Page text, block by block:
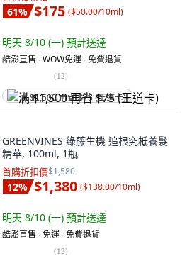
61% $175 ($50.00/10ml)
明天 8/10 (一) 預計送達
酷澎直售 ∙ WOW免運 ∙ 免費退貨
(12)
满 $1,500 再省 $75 (王道卡)
GREENVINES 綠藤生機 追根究柢養髮
精華, 100ml, 1瓶
首購折扣價$1,580
12% $1,380 ($138.00/10ml)
明天 8/10 (一) 預計送達
酷澎直售 ∙ 免運 ∙ 免費退貨
(12)